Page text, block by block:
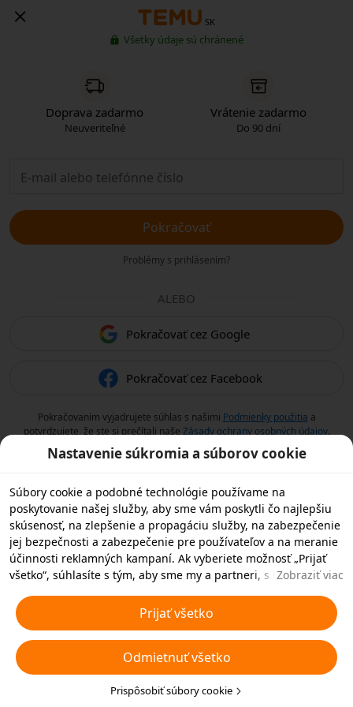
SK
Všetky údaje sú chránené
Doprava zadarmo
Neuveriteľné
Vrátenie zadarmo
Do 90 dní
Pokračovať
Problémy s prihlásením?
ALEBO
Pokračovať cez Google
Pokračovať cez Facebook
Pokračovaním vyjadrujete súhlas s našimi Podmienky použitia a
potvrdzujete, že ste si prečítali naše Zásady ochrany osobných údajov.
Nastavenie súkromia a súborov cookie
Súbory cookie a podobné technológie používame na
poskytovanie našej služby, aby sme vám poskytli čo najlepšiu
skúsenosť, na zlepšenie a propagáciu služby, na zabezpečenie
jej bezpečnosti a zabezpečenie pre používateľov a na meranie
účinnosti reklamných kampaní. Ak vyberiete možnosť „Prijať
všetko“, súhlasíte s tým, aby sme my a partneri, s ktorými
technológie vo vašom zariadení na reklamné účely. Môžete tiež
zvoliť možnosť „Odmietnuť všetky“ nedôležité súbory cookie
alebo vybrať, ktoré typy súborov cookie chcete prijať alebo
zakázať, kliknutím na tlačidlo „Prispôsobiť súbory cookie“ nižšie
alebo kedykoľvek v nastaveniach ochrany osobných údajov.
Viac informácií nájdete v našichPravidlách týkajúcich sa
Zobraziť viac
Prijať všetko
Odmietnuť všetko
Prispôsobiť súbory cookie